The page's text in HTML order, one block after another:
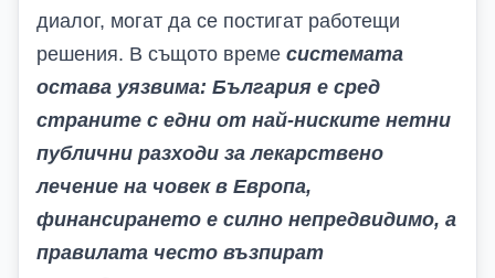
диалог, могат да се постигат работещи
решения. В същото време системата
остава уязвима: България е сред
страните с едни от най-ниските нетни
публични разходи за лекарствено
лечение на човек в Европа,
финансирането е силно непредвидимо, а
правилата често възпират